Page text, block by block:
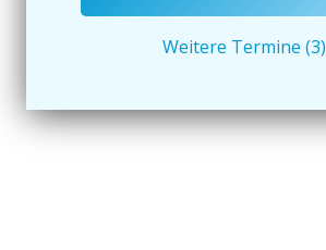
Weitere Termine (3)